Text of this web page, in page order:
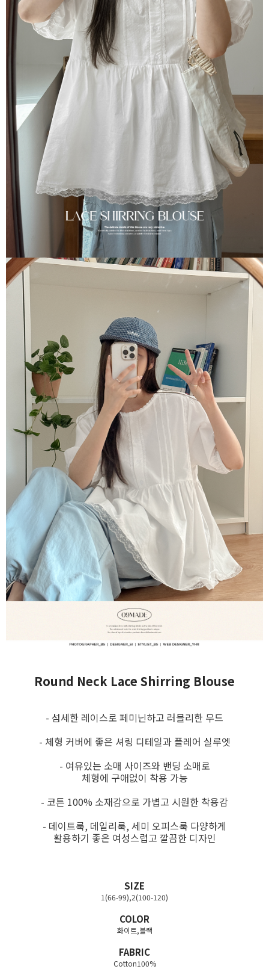
Round Neck Lace Shirring Blouse
- 섬세한 레이스로 페미닌하고 러블리한 무드
- 체형 커버에 좋은 셔링 디테일과 플레어 실루엣
- 여유있는 소매 사이즈와 밴딩 소매로
체형에 구애없이 착용 가능
- 코튼 100% 소재감으로 가볍고 시원한 착용감
- 데이트룩, 데일리룩, 세미 오피스룩 다양하게
활용하기 좋은 여성스럽고 깔끔한 디자인
SIZE
1(66-99),2(100-120)
COLOR
화이트,블랙
FABRIC
Cotton100%